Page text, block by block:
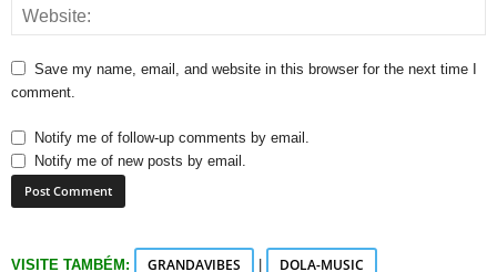
Save my name, email, and website in this browser for the next time I
comment.
Notify me of follow-up comments by email.
Notify me of new posts by email.
VISITE TAMBÉM: GRANDAVIBES DOLA-MUSIC